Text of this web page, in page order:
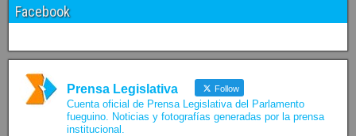
Facebook
Prensa Legislativa Follow
Cuenta oficial de Prensa Legislativa del Parlamento
fueguino. Noticias y fotografías generadas por la prensa
institucional.